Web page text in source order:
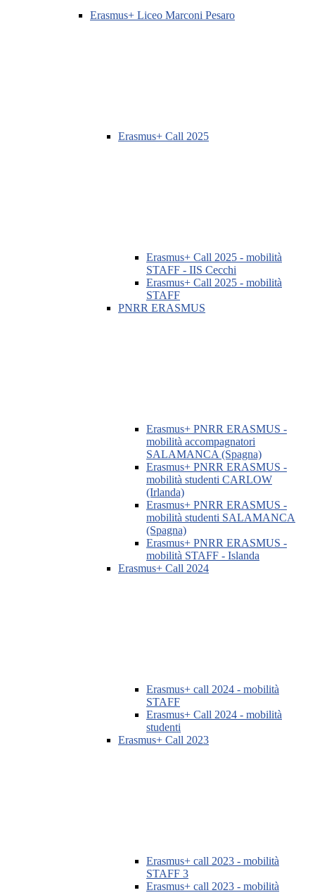
Erasmus+ Liceo Marconi Pesaro
Erasmus+ Call 2025
Erasmus+ Call 2025 - mobilità
STAFF - IIS Cecchi
Erasmus+ Call 2025 - mobilità
STAFF
PNRR ERASMUS
Erasmus+ PNRR ERASMUS -
mobilità accompagnatori
SALAMANCA (Spagna)
Erasmus+ PNRR ERASMUS -
mobilità studenti CARLOW
(Irlanda)
Erasmus+ PNRR ERASMUS -
mobilità studenti SALAMANCA
(Spagna)
Erasmus+ PNRR ERASMUS -
mobilità STAFF - Islanda
Erasmus+ Call 2024
Erasmus+ call 2024 - mobilità
STAFF
Erasmus+ Call 2024 - mobilità
studenti
Erasmus+ Call 2023
Erasmus+ call 2023 - mobilità
STAFF 3
Erasmus+ call 2023 - mobilità